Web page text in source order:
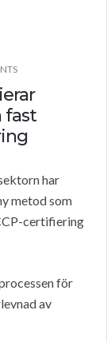
fast
har
metod som
certifiering
för
av